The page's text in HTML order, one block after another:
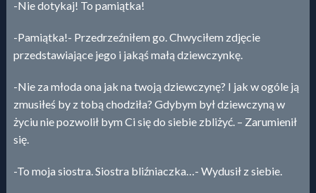
-Nie dotykaj! To pamiątka!
-Pamiątka!- Przedrzeźniłem go. Chwyciłem zdjęcie
przedstawiające jego i jakąś małą dziewczynkę.
-Nie za młoda ona jak na twoją dziewczynę? I jak w ogóle ją
zmusiłeś by z tobą chodziła? Gdybym był dziewczyną w
życiu nie pozwolił bym Ci się do siebie zbliżyć. – Zarumienił
się.
-To moja siostra. Siostra bliźniaczka…- Wydusił z siebie.